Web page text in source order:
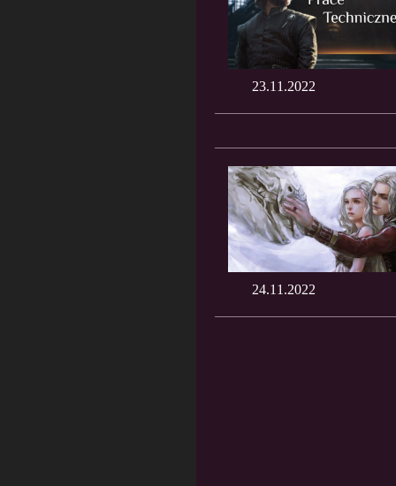
23.11.2022
24.11.2022